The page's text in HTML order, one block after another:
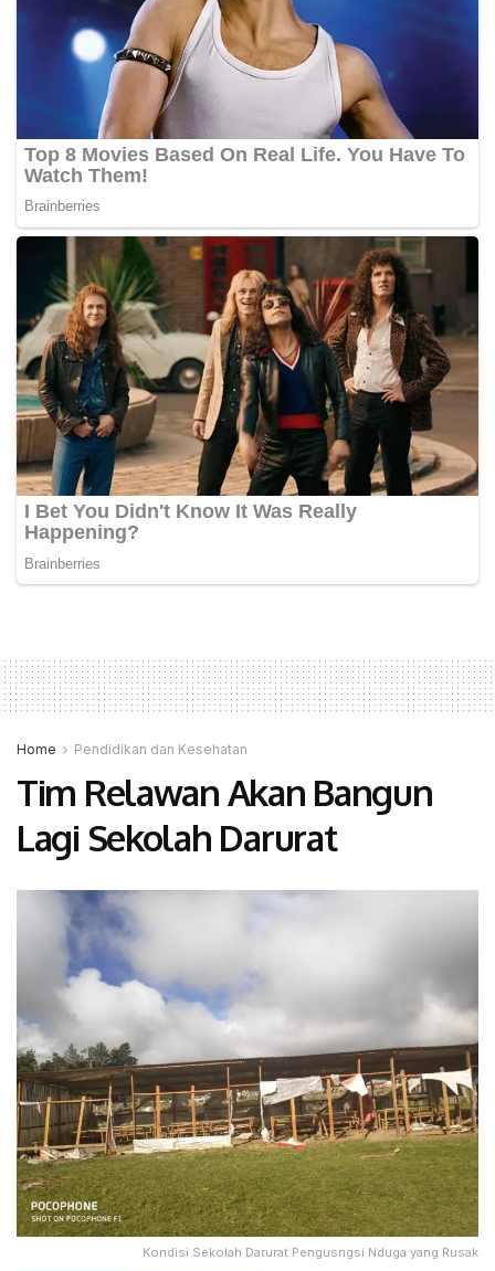
Home Pendidikan dan Kesehatan
Tim Relawan Akan Bangun
Lagi Sekolah Darurat
Kondisi Sekolah Darurat Pengusngsi Nduga yang Rusak